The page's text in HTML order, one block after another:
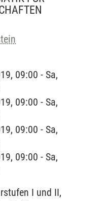
09:00 - Sa,
09:00 - Sa,
09:00 - Sa,
09:00 - Sa,
I und II,